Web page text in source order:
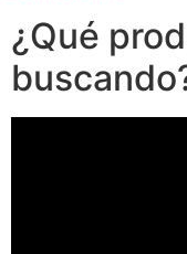
¿Qué